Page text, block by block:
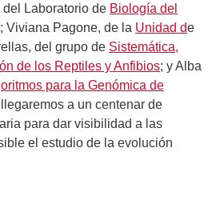
Laboratorio de Biología del
; Viviana Pagone, de la Unidad de
del grupo de Sistemática,
de los Reptiles y Anfibios; y Alba
para la Genómica de
a un centenar de
para dar visibilidad a las
el estudio de la evolución